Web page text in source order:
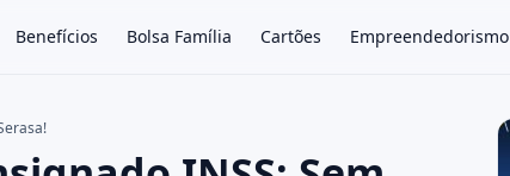
Benefícios Bolsa Família Cartões Empreendedorismo
×